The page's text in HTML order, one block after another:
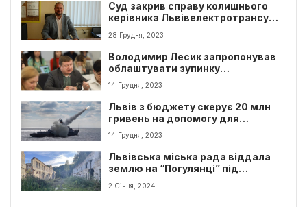
Суд закрив справу колишнього
керівника Львівелектротрансу
Андрія Свищо
28 Грудня, 2023
Володимир Лесик запропонував
облаштувати зупинку
громадського транспорту поруч з
Марсовим полем
14 Грудня, 2023
Львів з бюджету скерує 20 млн
гривень на допомогу для
військово-морських сил
14 Грудня, 2023
Львівська міська рада віддала
землю на “Погулянці” під
забудову: перебіг подій
2 Січня, 2024